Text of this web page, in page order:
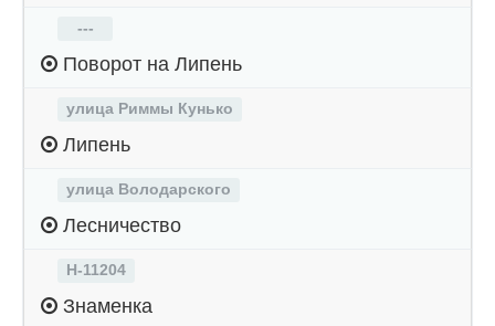
---
Поворот на Липень
улица Риммы Кунько
Липень
улица Володарского
Лесничество
Н-11204
Знаменка